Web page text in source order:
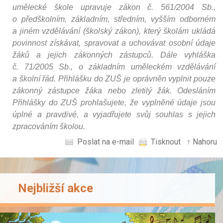
umělecké škole upravuje zákon č. 561/2004 Sb.,
o předškolním, základním, středním, vyšším odborném
a jiném vzdělávání (školský zákon), který školám ukládá
povinnost získávat, spravovat a uchovávat osobní údaje
žáků a jejich zákonných zástupců. Dále vyhláška
č. 71/2005 Sb., o základním uměleckém vzdělávání
a školní řád. Přihlášku do ZUŠ je oprávněn vyplnit pouze
zákonný zástupce žáka nebo zletilý žák. Odesláním
Přihlášky do ZUŠ prohlašujete, že vyplněné údaje jsou
úplné a pravdivé, a vyjadřujete svůj souhlas s jejich
zpracováním školou.
Poslat na e-mail Tisknout ↑ Nahoru
Nejbližší akce